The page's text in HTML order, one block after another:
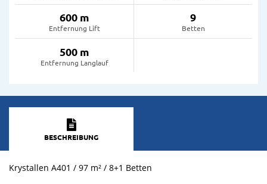
600 m
Entfernung Lift
9
Betten
500 m
Entfernung Langlauf
BESCHREIBUNG
Krystallen A401 / 97 m² / 8+1 Betten